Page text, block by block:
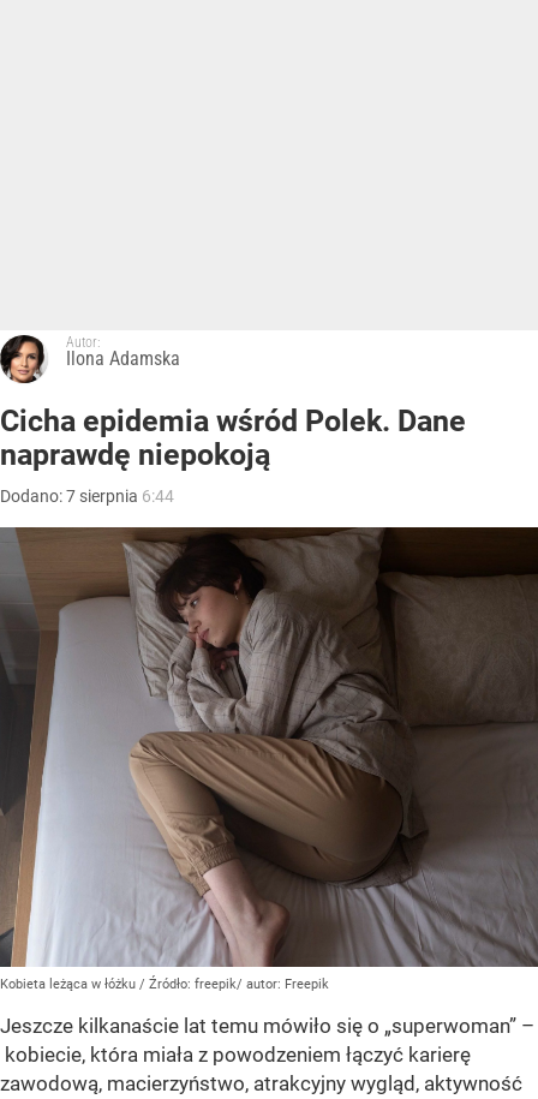
Autor:
Ilona Adamska
Cicha epidemia wśród Polek. Dane
naprawdę niepokoją
Dodano:7 sierpnia 6:44
Kobieta leżąca w łóżku / Źródło: freepik/ autor: Freepik
Jeszcze kilkanaście lat temu mówiło się o „superwoman” –
kobiecie, która miała z powodzeniem łączyć karierę
zawodową, macierzyństwo, atrakcyjny wygląd, aktywność